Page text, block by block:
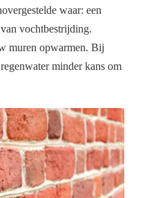
waar: een
vochtbestrijding.
muren opwarmen. Bij
minder kans om